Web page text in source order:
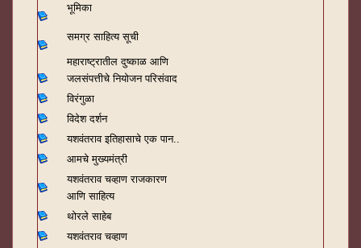
भूमिका
समग्र साहित्य सूची
महाराष्ट्रातील दुष्काळ आणि
जलसंपत्तीचे नियोजन परिसंवाद
विरंगुळा
विदेश दर्शन
यशवंतराव इतिहासाचे एक पान..
आमचे मुख्यमंत्री
यशवंतराव चव्हाण राजकारण
आणि साहित्य
थोरले साहेब
यशवंतराव चव्हाण